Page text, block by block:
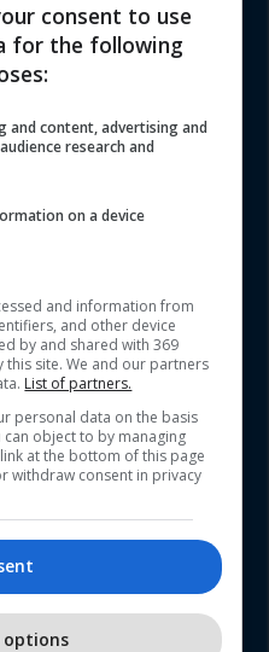
consent to use
for the following
and content, advertising and
research and
on a device
and information from
and other device
by and shared with 369
site. We and our partners
List of partners.
personal data on the basis
object to by managing
at the bottom of this page
withdraw consent in privacy
options